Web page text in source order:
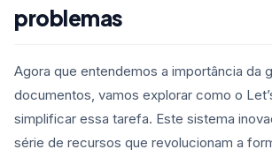
problemas
Agora que entendemos a importância da
documentos, vamos explorar como o
simplificar essa tarefa. Este sistema
série de recursos que revolucionam a